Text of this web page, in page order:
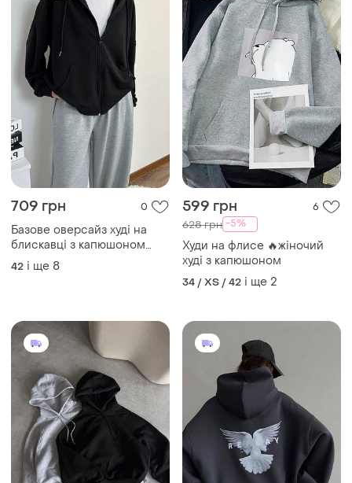
709 грн 0
Базове оверсайз худі на
блискавці з капюшоном
двохнитка жіноче худі кофта
оверсайз з кишенями
42 і ще 8
599 грн 6
628 грн -5%
Худи на флисе 🔥жіночий
худі з капюшоном
34 / XS / 42 і ще 2